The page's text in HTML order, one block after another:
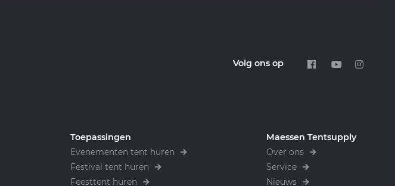
Volg ons op
Toepassingen
Evenementen tent huren
Festival tent huren
Feesttent huren
Maessen Tentsupply
Over ons
Service
Nieuws